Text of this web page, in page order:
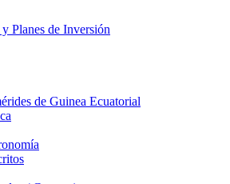
Planes de Inversión
de Guinea Ecuatorial